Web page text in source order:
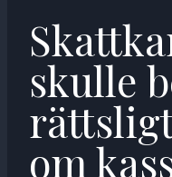
skulle
om